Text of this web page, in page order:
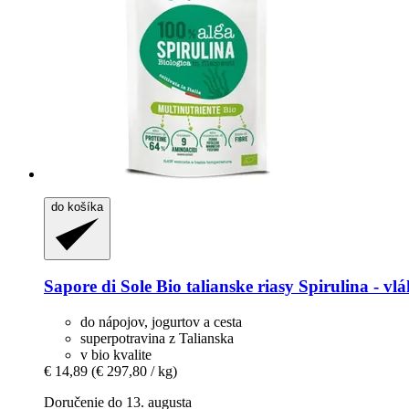
do košíka
Sapore di Sole Bio talianske riasy Spirulina -​
do nápojov, jogurtov a cesta
superpotravina z Talianska
v bio kvalite
€ 14,89 (€ 297,80 / kg)
Doručenie do 13. augusta